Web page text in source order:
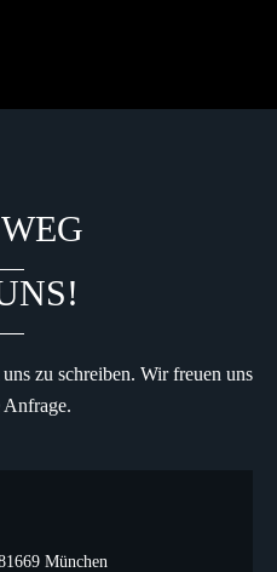
zu schreiben. Wir freuen uns
Anfrage.
München